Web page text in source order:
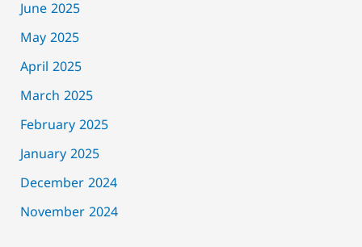
June 2025
May 2025
April 2025
March 2025
February 2025
January 2025
December 2024
November 2024